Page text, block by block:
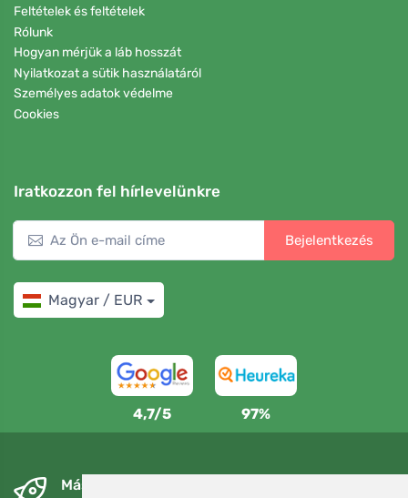
Feltételek és feltételek
Rólunk
Hogyan mérjük a láb hosszát
Nyilatkozat a sütik használatáról
Személyes adatok védelme
Cookies
Iratkozzon fel hírlevelünkre
Bejelentkezés
Magyar / EUR
4,7/5 97%
Másnapra és ingyenesen